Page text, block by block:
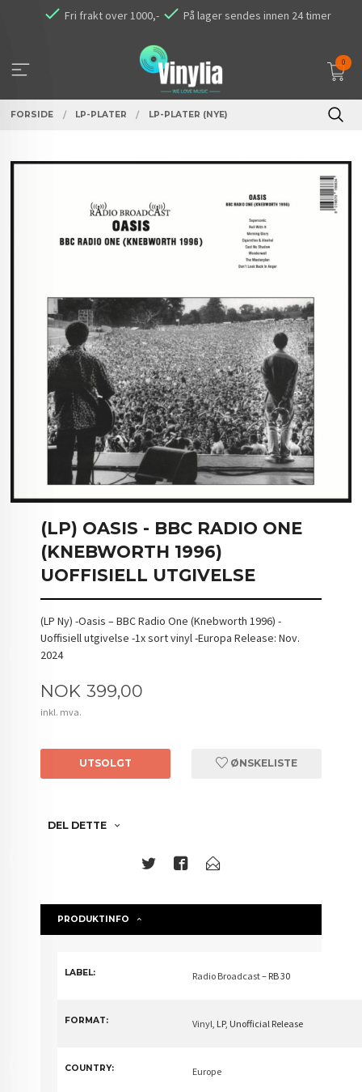
Fri frakt over 1000,- På lager sendes innen 24 timer
0
FORSIDE LP-PLATER LP-PLATER (NYE)
(LP) OASIS - BBC RADIO ONE
(KNEBWORTH 1996)
UOFFISIELL UTGIVELSE
(LP Ny) -Oasis – BBC Radio One (Knebworth 1996) -
Uoffisiell utgivelse -1x sort vinyl -Europa Release: Nov.
2024
Pris
NOK 399,00
inkl. mva.
UTSOLGT ØNSKELISTE
DEL DETTE
PRODUKTINFO
LABEL: Radio Broadcast– RB 30
FORMAT: Vinyl , LP, Unofficial Release
COUNTRY: Europe